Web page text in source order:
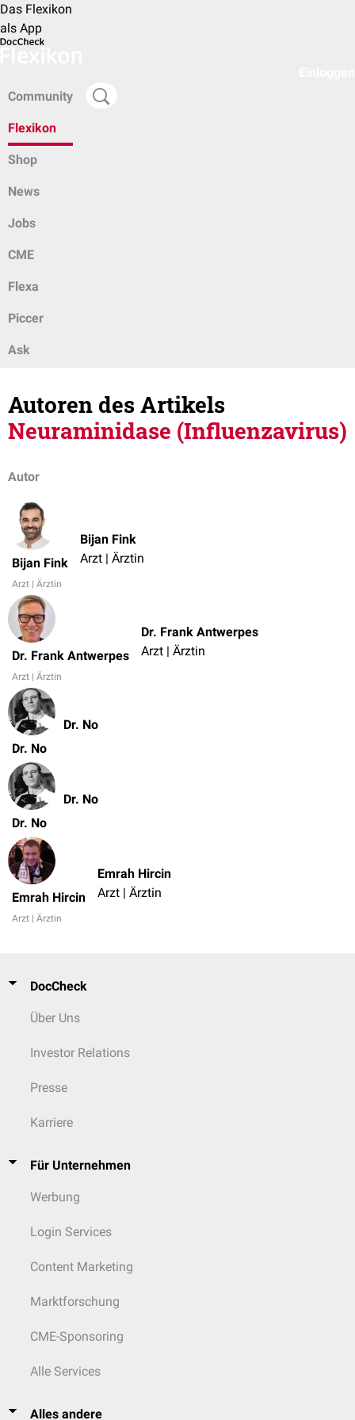
Das Flexikon
als App
Community
Flexikon
Shop
News
Jobs
CME
Flexa
Piccer
Ask
Autoren des Artikels
Neuraminidase (Influenzavirus)
Autor
Bijan Fink
Arzt | Ärztin
Bijan Fink
Arzt | Ärztin
Dr. Frank Antwerpes
Arzt | Ärztin
Dr. Frank Antwerpes
Arzt | Ärztin
Dr. No
Dr. No
Dr. No
Dr. No
Emrah Hircin
Arzt | Ärztin
Emrah Hircin
Arzt | Ärztin
DocCheck
Über Uns
Investor Relations
Presse
Karriere
Für Unternehmen
Werbung
Login Services
Content Marketing
Marktforschung
CME-Sponsoring
Alle Services
Alles andere